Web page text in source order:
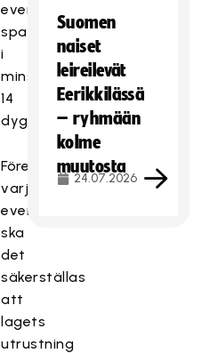
evenemang
sparas
i
minst
14
dygn.
Före
varje
evenemang
ska
det
säkerställas
att
lagets
utrustning
Suomen
naiset
leireilevät
Eerikkilässä
– ryhmään
kolme
muutosta
24.07.2026